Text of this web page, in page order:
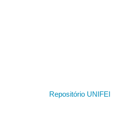
Repositório UNIFEI